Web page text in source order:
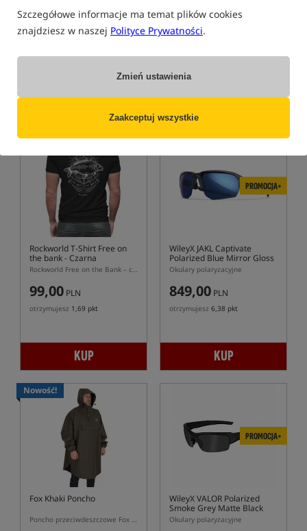
Szczegółowe informacje ma temat plików cookies
znajdziesz w naszej Polityce Prywatności.
Zmień ustawienia
Zaakceptuj wszystkie
Nowość!
Rockworld T-Shirt Free on
the bank- Czarna
Rockworld Free on the Bank – czarna koszulka karpiowa z grafiką karpia
99,00 PLN
otrzymujesz 1,69 pkt
KUP
PROMOCJA+
WileyX JAKL Captivate
Polarized Blue Mirror Gloss
Crystal Grey Frame
Okulary polaryzacyjne
849,00 PLN
otrzymujesz 6,38 pkt
KUP
Nowość!
Fox Khaki Poncho
Poncho przeciwdeszczowe Fox w kolorze Khaki
PROMOCJA+
WileyX VALOR Polarized
Smoke Grey Matte Black
Frame
Okulary polaryzacyjne